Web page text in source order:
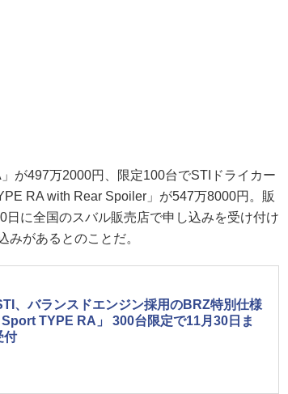
が497万2000円、限定100台でSTIドライカー
RA with Rear Spoiler」が547万8000円。販
に全国のスバル販売店で申し込みを受け付け
みがあるとのことだ。
、バランスドエンジン採用のBRZ特別仕様
TYPE RA」 300台限定で11月30日ま
付